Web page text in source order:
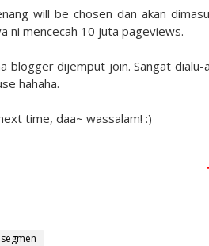
will be chosen dan akan
ni mencecah 10 juta pageviews.
blogger dijemput join. Sangat
hahaha.
time, daa~ wassalam! :)
segmen